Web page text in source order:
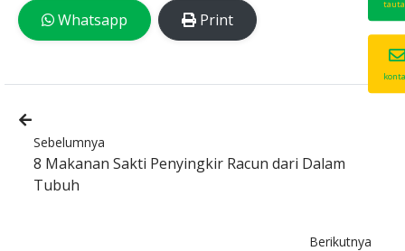
Whatsapp Print
Sebelumnya
8 Makanan Sakti Penyingkir Racun dari Dalam
Tubuh
Berikutnya